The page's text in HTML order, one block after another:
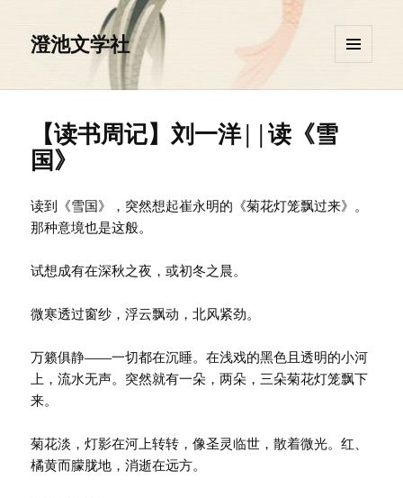
澄池文学社
挂件
【读书周记】刘一洋||读《雪
国》
读到《雪国》，突然想起崔永明的《菊花灯笼飘过来》。
那种意境也是这般。
试想成有在深秋之夜，或初冬之晨。
微寒透过窗纱，浮云飘动，北风紧劲。
万籁俱静——一切都在沉睡。在浅戏的黑色且透明的小河
上，流水无声。突然就有一朵，两朵，三朵菊花灯笼飘下
来。
菊花淡，灯影在河上转转，像圣灵临世，散着微光。红、
橘黄而朦胧地，消逝在远方。